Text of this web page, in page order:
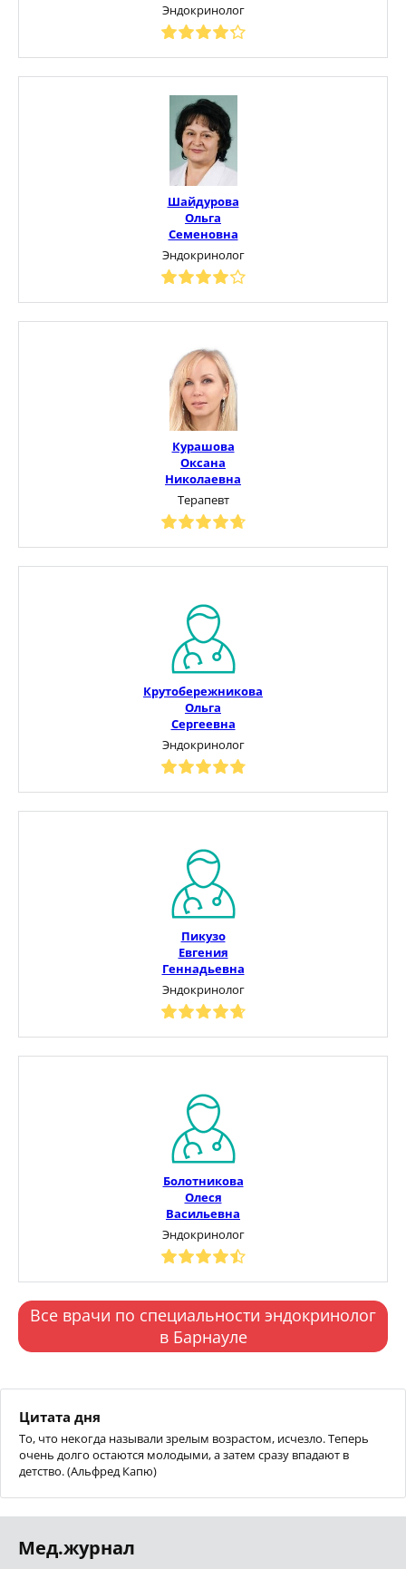
Эндокринолог
Шайдурова
Ольга
Семеновна
Эндокринолог
Курашова
Оксана
Николаевна
Терапевт
Крутобережникова
Ольга
Сергеевна
Эндокринолог
Пикузо
Евгения
Геннадьевна
Эндокринолог
Болотникова
Олеся
Васильевна
Эндокринолог
Все врачи по специальности эндокринолог
в Барнауле
Цитата дня
То, что некогда называли зрелым возрастом, исчезло. Теперь
очень долго остаются молодыми, а затем сразу впадают в
детство. (Альфред Капю)
Мед.журнал